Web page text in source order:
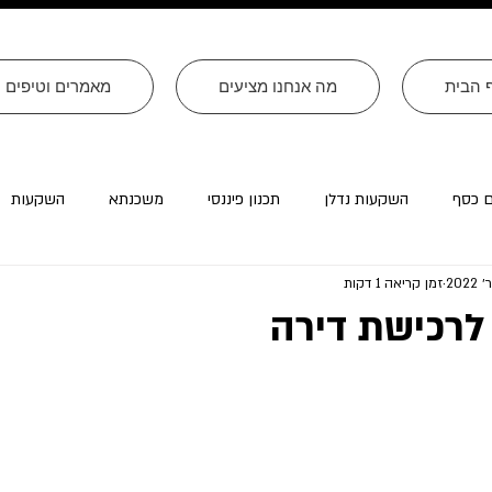
מאמרים וטיפים מה אנחנו מציעים הבית
כסף השקעות נדלן תכנון פיננסי משכנתא השקעות
עסקים
דירה
זמן קריאה 1 דקות